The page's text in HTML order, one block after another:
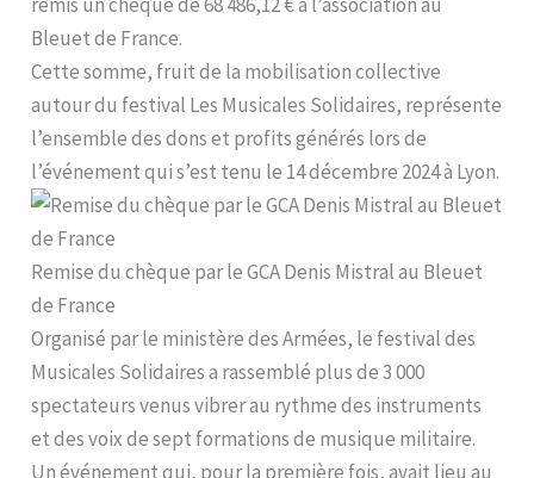
Bleuet de France.
Cette somme, fruit de la mobilisation collective
autour du festival Les Musicales Solidaires, représente
l’ensemble des dons et profits générés lors de
l’événement qui s’est tenu le 14 décembre 2024 à Lyon.
Remise du chèque par le GCA Denis Mistral au Bleuet
de France
Organisé par le ministère des Armées, le festival des
Musicales Solidaires a rassemblé plus de 3 000
spectateurs venus vibrer au rythme des instruments
et des voix de sept formations de musique militaire.
Un événement qui, pour la première fois, avait lieu au